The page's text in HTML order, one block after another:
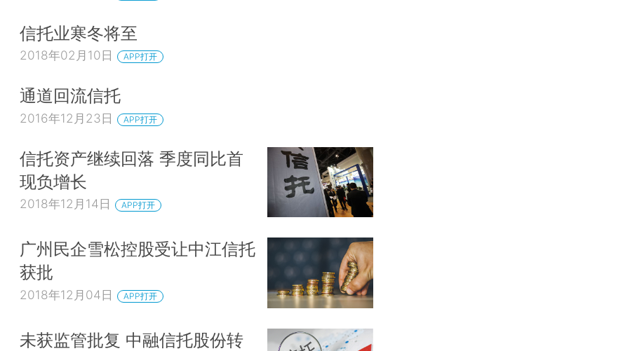
信托业寒冬将至
2018年02月10日 APP打开
通道回流信托
2016年12月23日 APP打开
信托资产继续回落 季度同比首
现负增长
2018年12月14日 APP打开
广州民企雪松控股受让中江信托
获批
2018年12月04日 APP打开
未获监管批复 中融信托股份转